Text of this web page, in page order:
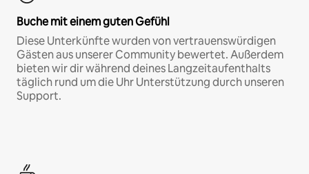
Buche mit einem guten Gefühl
Diese Unterkünfte wurden von vertrauenswürdigen
Gästen aus unserer Community bewertet. Außerdem
bieten wir dir während deines Langzeitaufenthalts
täglich rund um die Uhr Unterstützung durch unseren
Support.